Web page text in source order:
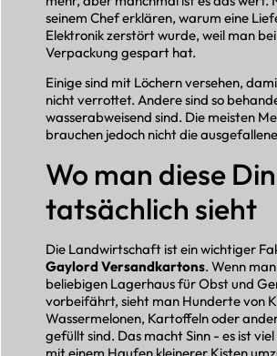
seinem Chef erklären, warum eine
Elektronik zerstört wurde, weil man
Verpackung gespart hat.
Einige sind mit Löchern versehen,
nicht verrottet. Andere sind so
wasserabweisend sind. Die meisten
brauchen jedoch nicht die
Wo man diese
tatsächlich sieht
Die Landwirtschaft ist ein wichtiger
Gaylord Versandkartons. Wenn
beliebigen Lagerhaus für Obst und
vorbeifährt, sieht man Hunderte von
Wassermelonen, Kartoffeln oder
gefüllt sind. Das macht Sinn - es ist
mit einem Haufen kleinerer Kisten